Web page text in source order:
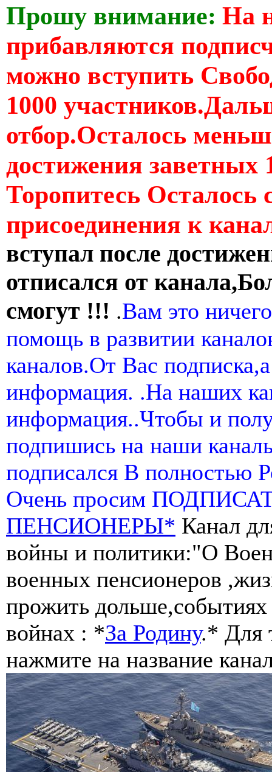
Прошу внимание: На
прибавляются
можно вступить
1000
отбор.Осталось
достижения заветных
Торопитесь Осталось
присоединения к
вступал после
отписался от
смогут !!! .Вам это
помощь в развитии
каналов.От Вас
информация. .На наших
информация..Чтобы и
подпишись на наши
подписался В полностью
Очень просим
ПЕНСИОНЕРЫ* Канал
войны и политики:"О
военных пенсионеров
прожить
войнах : *За Родину.* Для
нажмите на название